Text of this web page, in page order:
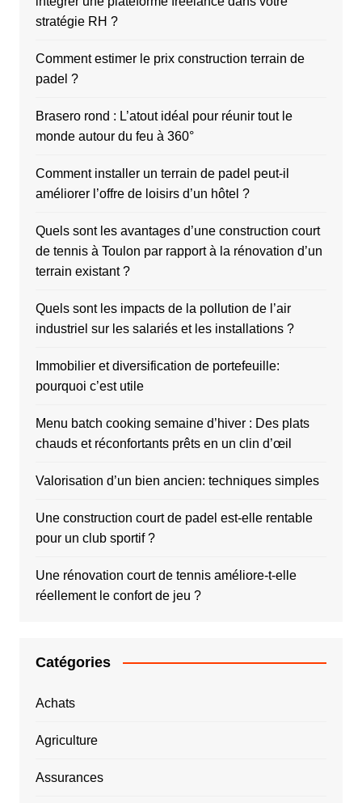
stratégie RH ?
Comment estimer le prix construction terrain de
padel ?
Brasero rond : L’atout idéal pour réunir tout le
monde autour du feu à 360°
Comment installer un terrain de padel peut-il
améliorer l’offre de loisirs d’un hôtel ?
Quels sont les avantages d’une construction court
de tennis à Toulon par rapport à la rénovation d’un
terrain existant ?
Quels sont les impacts de la pollution de l’air
industriel sur les salariés et les installations ?
Immobilier et diversification de portefeuille:
pourquoi c’est utile
Menu batch cooking semaine d’hiver : Des plats
chauds et réconfortants prêts en un clin d’œil
Valorisation d’un bien ancien: techniques simples
Une construction court de padel est-elle rentable
pour un club sportif ?
Une rénovation court de tennis améliore-t-elle
réellement le confort de jeu ?
Catégories
Achats
Agriculture
Assurances